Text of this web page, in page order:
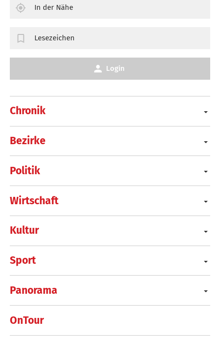
Chronik
Bezirke
Politik
Wirtschaft
Kultur
Sport
Panorama
OnTour
In der Nähe
Lesezeichen
Login